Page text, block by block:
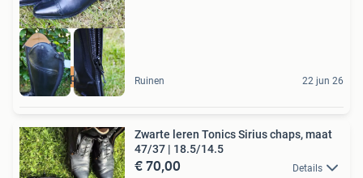
Afgeprijsd Ruinen 22 jun 26
Zwarte leren Tonics Sirius chaps, maat
47/37 | 18.5/14.5
€ 70,00 Details